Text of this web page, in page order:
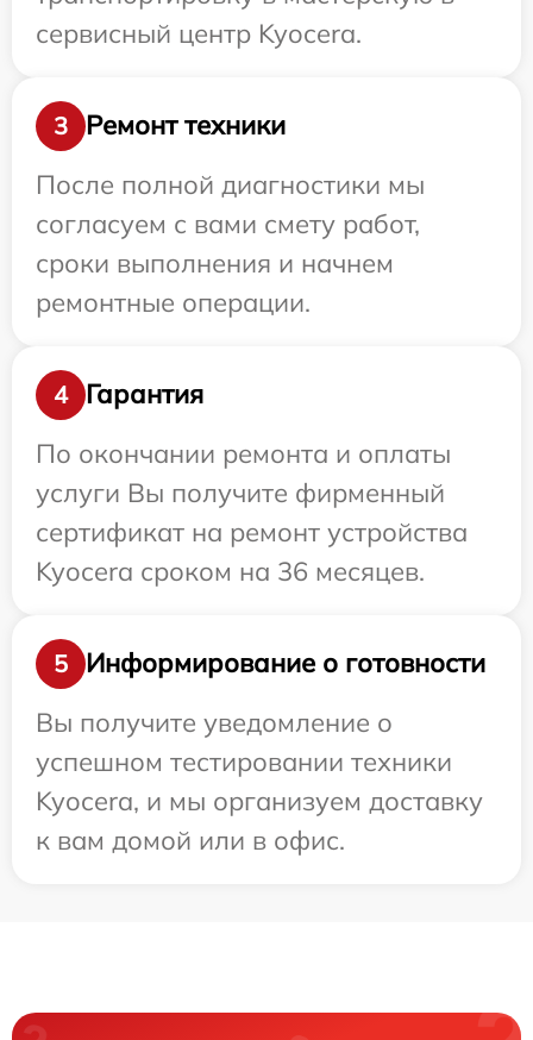
сервисный центр Kyocera.
3
Ремонт техники
После полной диагностики мы
согласуем с вами смету работ,
сроки выполнения и начнем
ремонтные операции.
4
Гарантия
По окончании ремонта и оплаты
услуги Вы получите фирменный
сертификат на ремонт устройства
Kyocera сроком на 36 месяцев.
5
Информирование о готовности
Вы получите уведомление о
успешном тестировании техники
Kyocera, и мы организуем доставку
к вам домой или в офис.